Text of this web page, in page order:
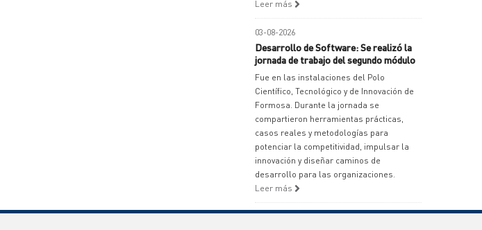
Leer más
03-08-2026
Desarrollo de Software: Se realizó la
jornada de trabajo del segundo módulo
Fue en las instalaciones del Polo
Científico, Tecnológico y de Innovación de
Formosa. Durante la jornada se
compartieron herramientas prácticas,
casos reales y metodologías para
potenciar la competitividad, impulsar la
innovación y diseñar caminos de
desarrollo para las organizaciones.
Leer más